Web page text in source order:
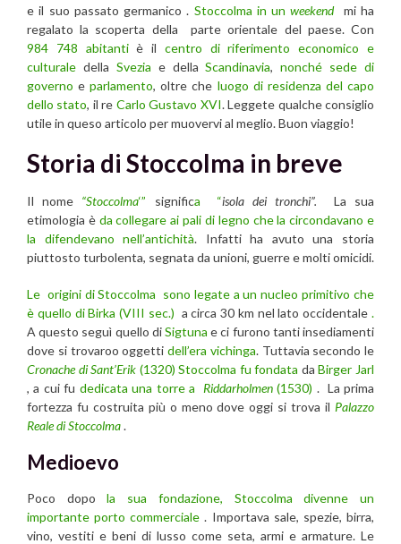
e il suo passato germanico . Stoccolma in unweekendmi ha
regalato la scoperta della parte orientale del paese. Con
984 748 abitantiè il centro di riferimento economico e
culturale della Svezia e dellaScandinavia,nonché sede di
governo eparlamento, oltre che luogo di residenza del capo
dello stato, il re Carlo Gustavo XVI. Leggete qualche consiglio
utile in queso articolo per muovervi al meglio. Buon viaggio!
Storia di Stoccolma in breve
Il nome “Stoccolma‘” significa “isola dei tronchi”. La sua
etimologia è da collegare ai pali di legno che la circondavano e
la difendevano nell’antichità. Infatti ha avuto una storia
piuttosto turbolenta, segnata da unioni, guerre e molti omicidi.
Le origini di Stoccolma sono legate a un nucleo primitivo che
è quello di Birka (VIII sec.) a circa 30 km nel lato occidentale.
A questo seguì quello diSigtuna e ci furono tanti insediamenti
dove si trovaroo oggetti dell’era vichinga. Tuttavia secondo le
Cronache di Sant’Erik (1320) Stoccolma fu fondata daBirger Jarl
, a cui fu dedicata una torre a Riddarholmen(1530) . La prima
fortezza fu costruita più o meno dove oggi si trova il Palazzo
Reale di Stoccolma.
Medioevo
Poco dopola sua fondazione, Stoccolma divenne un
importante porto commerciale . Importava sale, spezie, birra,
vino, vestiti e beni di lusso come seta, armi e armature. Le